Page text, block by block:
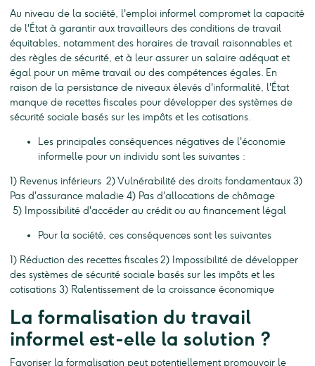
Au niveau de la société, l'emploi informel compromet la capacité
de l'État à garantir aux travailleurs des conditions de travail
équitables, notamment des horaires de travail raisonnables et
des règles de sécurité, et à leur assurer un salaire adéquat et
égal pour un même travail ou des compétences égales. En
raison de la persistance de niveaux élevés d'informalité, l'État
manque de recettes fiscales pour développer des systèmes de
sécurité sociale basés sur les impôts et les cotisations.
Les principales conséquences négatives de l'économie
informelle pour un individu sont les suivantes :
1) Revenus inférieurs 2) Vulnérabilité des droits fondamentaux 3)
Pas d'assurance maladie 4) Pas d'allocations de chômage
5) Impossibilité d'accéder au crédit ou au financement légal
Pour la société, ces conséquences sont les suivantes
1) Réduction des recettes fiscales 2) Impossibilité de développer
des systèmes de sécurité sociale basés sur les impôts et les
cotisations 3) Ralentissement de la croissance économique
La formalisation du travail
informel est-elle la solution ?
Favoriser la formalisation peut potentiellement promouvoir le